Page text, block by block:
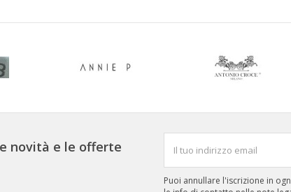
novità e le offerte
Puoi annullare l'iscrizione in